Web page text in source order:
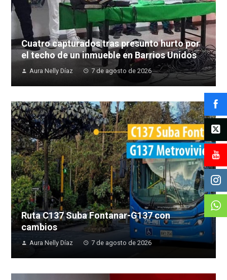
Cuatro capturados tras presunto hurto por
el techo de un inmueble en Barrios Unidos
Aura Nelly Díaz 7 de agosto de 2026
Ruta C137 Suba Fontanar-G137 con
cambios
Aura Nelly Díaz 7 de agosto de 2026